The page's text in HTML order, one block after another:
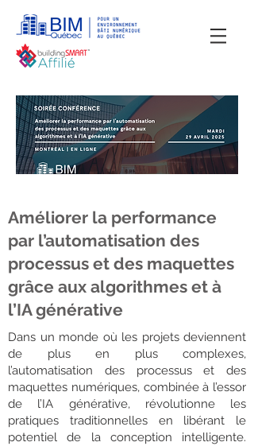
Améliorer la performance
par l’automatisation des
processus et des maquettes
grâce aux algorithmes et à
l’IA générative
Dans un monde où les projets deviennent
de plus en plus complexes,
l’automatisation des processus et des
maquettes numériques, combinée à l’essor
de l’IA générative, révolutionne les
pratiques traditionnelles en libérant le
potentiel de la conception intelligente.